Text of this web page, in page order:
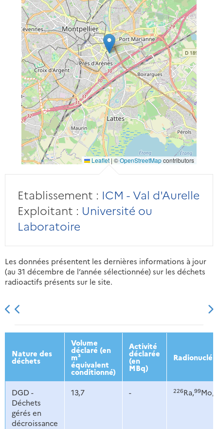
Leaflet|©OpenStreetMapcontributors
Etablissement : ICM - Val d'Aurelle
Exploitant : Université ou
Laboratoire
Les données présentent les dernières informations à jour
(au 31 décembre de l’année sélectionnée) sur les déchets
radioactifs présents sur le site.
2013 2014 2015 2016
Nature des
déchets
Volume
déclaré (en
m³
équivalent
conditionné)
Activité
déclarée
(en
MBq)
DGD -
Déchets
gérés en
décroissance
13,7 - 226Ra,99Mo,